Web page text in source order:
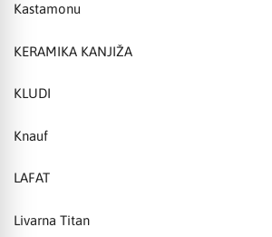
Kastamonu
KERAMIKA KANJIŽA
KLUDI
Knauf
LAFAT
Livarna Titan